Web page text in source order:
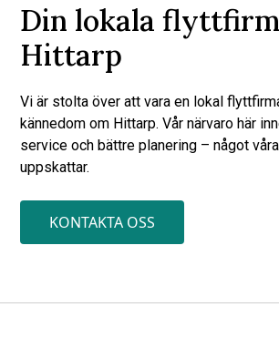
Din lokala
Hittarp
Vi är stolta över att vara en lokal
kännedom om Hittarp. Vår närvaro här
service och bättre planering – något
uppskattar.
KONTAKTA OSS